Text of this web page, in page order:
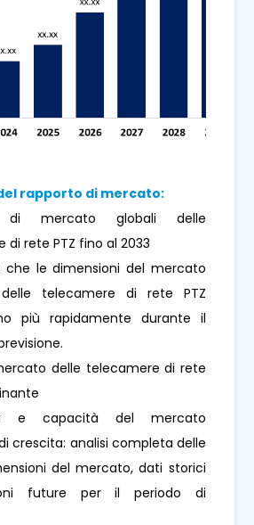
rapporto di mercato:
di mercato globali delle
di rete PTZ fino al 2033
che le dimensioni del mercato
telecamere di rete PTZ
più rapidamente durante il
delle telecamere di rete
e capacità del mercato
crescita: analisi completa delle
del mercato, dati storici
future per il periodo di